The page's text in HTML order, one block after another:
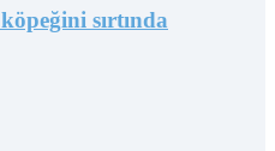
sırtında